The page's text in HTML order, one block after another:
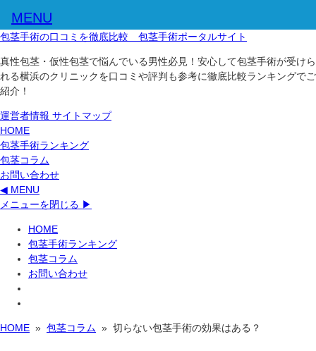
包茎手術の口コミを徹底比較 包茎手術ポータルサイト
真性包茎・仮性包茎で悩んでいる男性必見！安心して包茎手術が受けら
れる横浜のクリニックを口コミや評判も参考に徹底比較ランキングでご
紹介！
運営者情報 サイトマップ
HOME
包茎手術ランキング
包茎コラム
お問い合わせ
◀ MENU
メニューを閉じる ▶
HOME
包茎手術ランキング
包茎コラム
お問い合わせ
HOME » 包茎コラム » 切らない包茎手術の効果はある？
MENU